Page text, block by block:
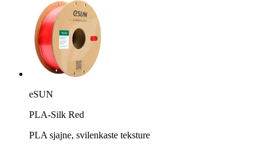
eSUN
PLA-Silk Red
PLA sjajne, svilenkaste teksture